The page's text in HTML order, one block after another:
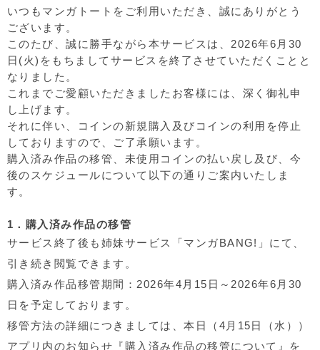
いつもマンガトートをご利用いただき、誠にありがとう
ございます。
このたび、誠に勝手ながら本サービスは、2026年6月30
日(火)をもちましてサービスを終了させていただくことと
なりました。
これまでご愛顧いただきましたお客様には、深く御礼申
し上げます。
それに伴い、コインの新規購入及びコインの利用を停止
しておりますので、ご了承願います。
購入済み作品の移管、未使用コインの払い戻し及び、今
後のスケジュールについて以下の通りご案内いたしま
す。
1．購入済み作品の移管
サービス終了後も姉妹サービス「マンガBANG!」にて、
引き続き閲覧できます。
購入済み作品移管期間：2026年4月15日～2026年6月30
日を予定しております。
移管方法の詳細につきましては、本日（4月15日（水））
アプリ内のお知らせ『購入済み作品の移管について』を